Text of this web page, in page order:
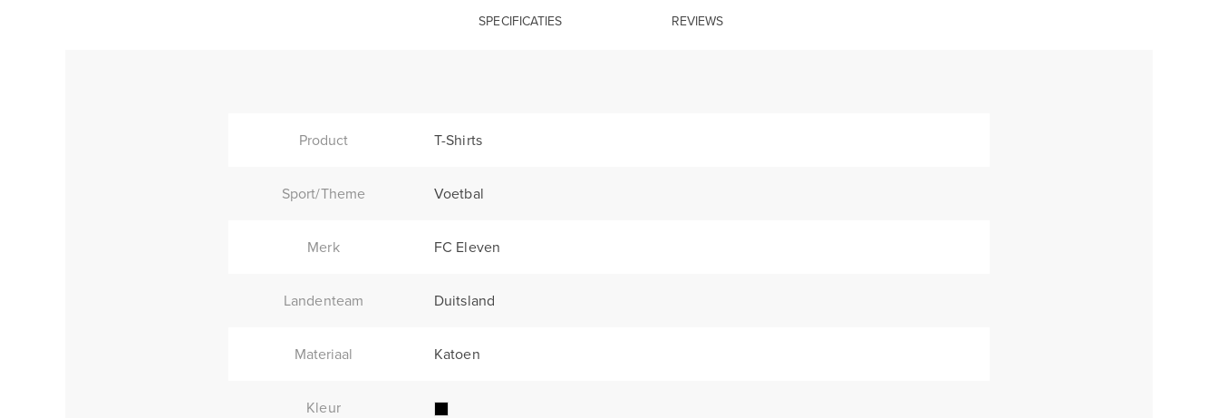
SPECIFICATIES REVIEWS
Product T-Shirts
Sport/Theme Voetbal
Merk FC Eleven
Landenteam Duitsland
Materiaal Katoen
Kleur